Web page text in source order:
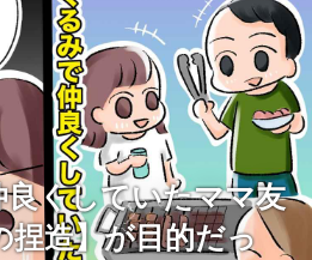
くしていたママ友
造】が目的だっ